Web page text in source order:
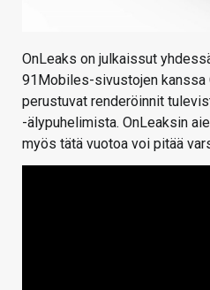
OnLeaks on julkaissut
91Mobiles-sivustojen kanssa
perustuvat renderöinnit
-älypuhelimista. OnLeaksin
myös tätä vuotoa voi pitää